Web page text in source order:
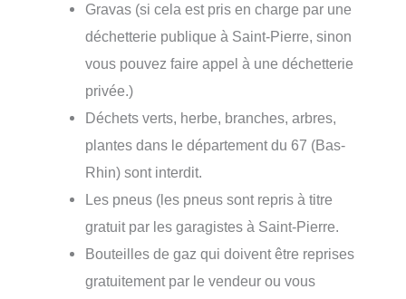
Gravas (si cela est pris en charge par une
déchetterie publique à Saint-Pierre, sinon
vous pouvez faire appel à une déchetterie
privée.)
Déchets verts, herbe, branches, arbres,
plantes dans le département du 67 (Bas-
Rhin) sont interdit.
Les pneus (les pneus sont repris à titre
gratuit par les garagistes à Saint-Pierre.
Bouteilles de gaz qui doivent être reprises
gratuitement par le vendeur ou vous